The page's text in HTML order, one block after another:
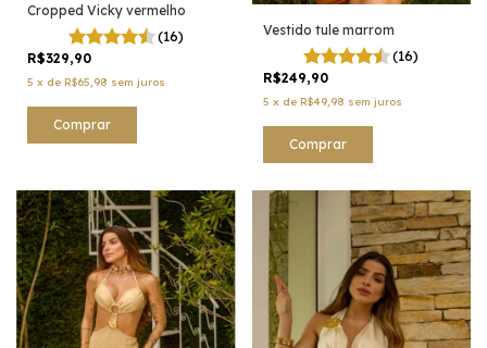
Cropped Vicky vermelho
(16)
R$329,90
5 x de R$65,98 sem juros
Comprar
Vestido tule marrom
(16)
R$249,90
5 x de R$49,98 sem juros
Comprar